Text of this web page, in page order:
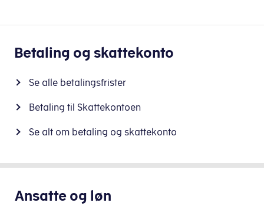
Betaling og skattekonto
Se alle betalingsfrister
Betaling til Skattekontoen
Se alt om betaling og skattekonto
Ansatte og løn